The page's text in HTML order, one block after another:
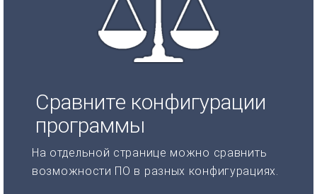
Сравните конфигурации
программы
На отдельной странице можно сравнить
возможности ПО в разных конфигурациях.